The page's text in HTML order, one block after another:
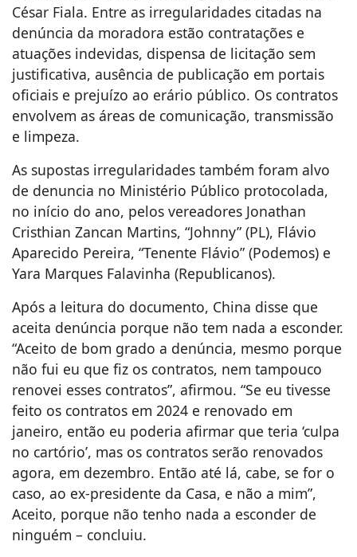
César Fiala. Entre as irregularidades citadas na
denúncia da moradora estão contratações e
atuações indevidas, dispensa de licitação sem
justificativa, ausência de publicação em portais
oficiais e prejuízo ao erário público. Os contratos
envolvem as áreas de comunicação, transmissão
e limpeza.
As supostas irregularidades também foram alvo
de denuncia no Ministério Público protocolada,
no início do ano, pelos vereadores Jonathan
Cristhian Zancan Martins, “Johnny” (PL), Flávio
Aparecido Pereira, “Tenente Flávio” (Podemos) e
Yara Marques Falavinha (Republicanos).
Após a leitura do documento, China disse que
aceita denúncia porque não tem nada a esconder.
“Aceito de bom grado a denúncia, mesmo porque
não fui eu que fiz os contratos, nem tampouco
renovei esses contratos”, afirmou. “Se eu tivesse
feito os contratos em 2024 e renovado em
janeiro, então eu poderia afirmar que teria ‘culpa
no cartório’, mas os contratos serão renovados
agora, em dezembro. Então até lá, cabe, se for o
caso, ao ex-presidente da Casa, e não a mim”,
Aceito, porque não tenho nada a esconder de
ninguém – concluiu.